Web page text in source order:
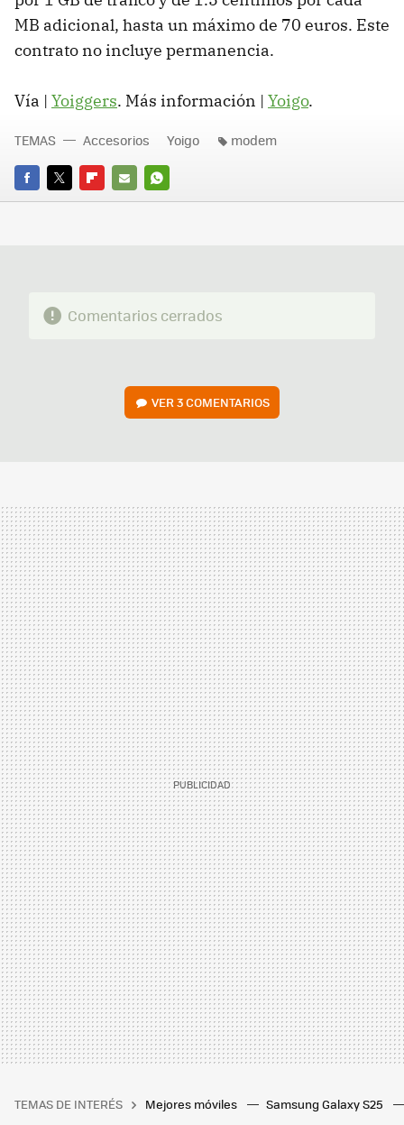
MB adicional, hasta un máximo de 70 euros. Este
contrato no incluye permanencia.
Vía | Yoiggers. Más información | Yoigo.
FACEBOOK
TWITTERFLIPBOARD
E-
WHATSAPP
TEMAS Accesorios Yoigo modem
Comentarios cerrados
VER3 COMENTARIOS
TEMAS DE INTERÉS Mejores móviles Samsung Galaxy S25